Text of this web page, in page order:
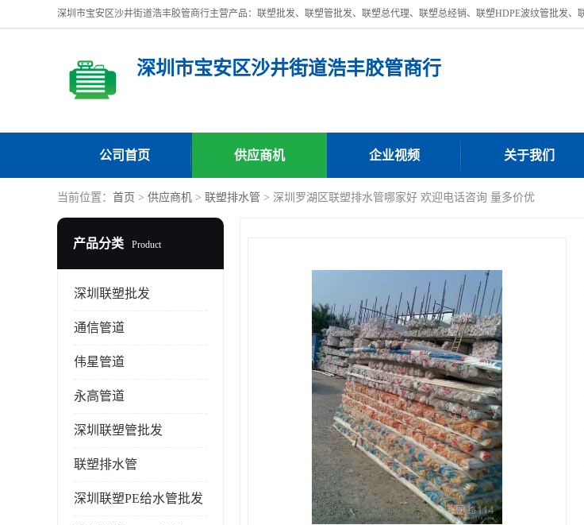
深圳市宝安区沙井街道浩丰胶管商行
公司首页 供应商机 企业视频 关于我们
当前位置： 首页 > 供应商机 > 联塑排水管 > 深圳罗湖区联塑排水管哪家好 欢迎电话咨询 量多价优
产品分类 Product
深圳联塑批发
通信管道
伟星管道
永高管道
深圳联塑管批发
联塑排水管
深圳联塑PE给水管批发